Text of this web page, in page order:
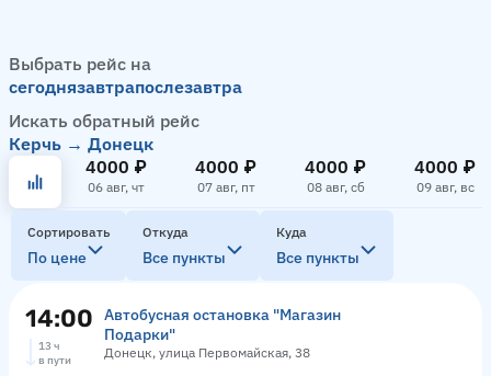
Выбрать рейс на
сегоднязавтрапослезавтра
Искать обратный рейс
Керчь → Донецк
4000 ₽
06 авг, чт
4000 ₽
07 авг, пт
4000 ₽
08 авг, сб
4000 ₽
09 авг, вс
Сортировать
По цене
Откуда
Все пункты
Куда
Все пункты
14:00
Автобусная остановка "Магазин
Подарки"
Донецк, улица Первомайская, 38
13 ч
в пути